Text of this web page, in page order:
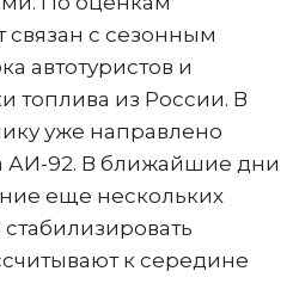
с сезонным
автотуристов и
топлива из России. В
уже направлено
АИ-92. В ближайшие дни
еще нескольких
к середине